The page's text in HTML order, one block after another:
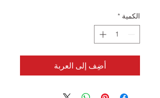
الكمية *
أضِف إلى العربة